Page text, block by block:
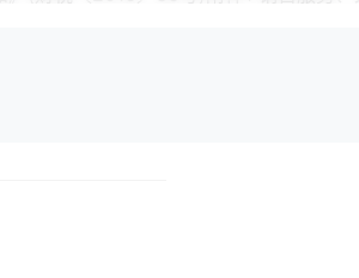
权的业务活动。
融衍生品的转让。”
(财税〔2016〕36号)附件2规定：“一、(